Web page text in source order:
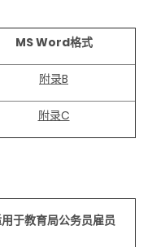
MS Word格式
附录B
附录C
于教育局公务员雇员